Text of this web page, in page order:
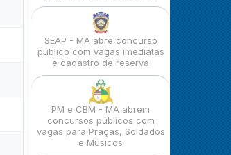
SEAP - MA abre concurso
público com vagas imediatas
e cadastro de reserva
PM e CBM - MA abrem
concursos públicos com
vagas para Praças, Soldados
e Músicos